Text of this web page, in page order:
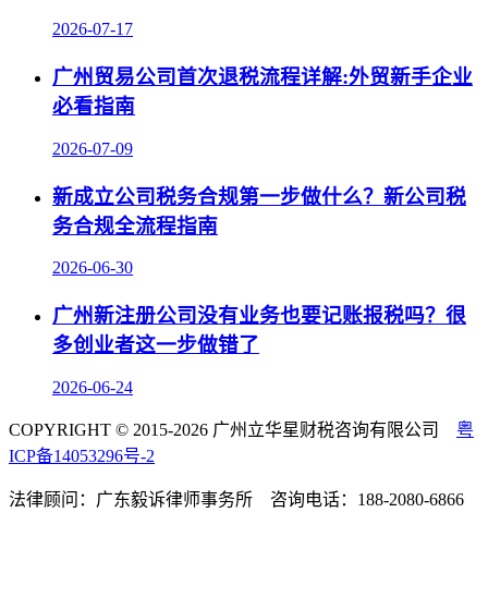
2026-07-17
广州贸易公司首次退税流程详解:外贸新手企业
必看指南
2026-07-09
新成立公司税务合规第一步做什么？新公司税
务合规全流程指南
2026-06-30
广州新注册公司没有业务也要记账报税吗？很
多创业者这一步做错了
2026-06-24
COPYRIGHT © 2015-2026 广州立华星财税咨询有限公司 粤
ICP备14053296号-2
法律顾问：广东毅诉律师事务所 咨询电话：188-2080-6866